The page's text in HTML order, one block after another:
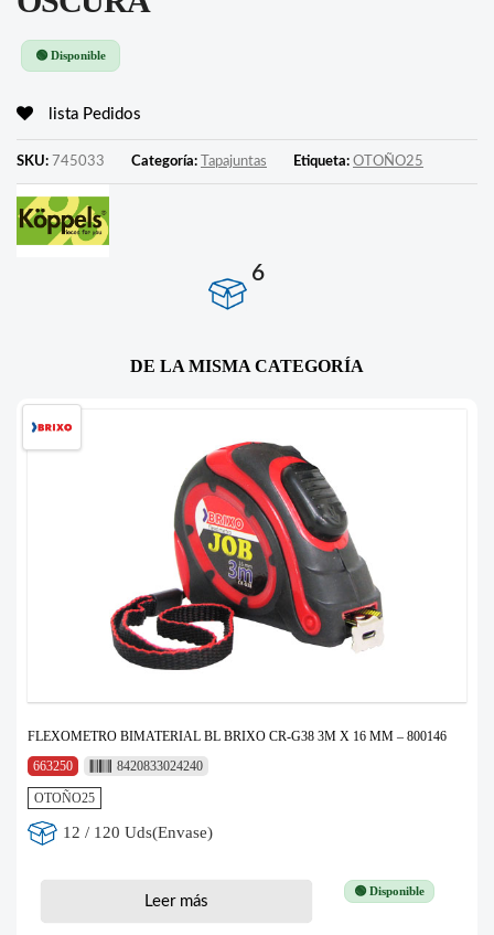
🟢 Disponible
lista Pedidos
SKU: 745033 Categoría: Tapajuntas Etiqueta: OTOÑO25
6
DE LA MISMA CATEGORÍA
FLEXOMETRO BIMATERIAL BL BRIXO CR-G38 3M X 16 MM – 800146
663250
8420833024240
OTOÑO25
12 / 120 Uds(Envase)
🟢 Disponible
Leer más